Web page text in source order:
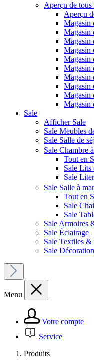
Aperçu de tous
Aperçu
Magasin
Magasin
Magasin
Magasin
Magasin
Magasin
Magasin
Magasin
Magasin
Magasin
Sale
Afficher Sale
Sale Meubles
Sale Salle de
Sale Chambre
Tout en
Sale Lits
Sale
Sale Salle à
Tout en
Sale
Sale
Sale Armoires
Sale Éclairage
Sale Textiles &
Sale Décoration
Menu
Votre compte
Service
Produits